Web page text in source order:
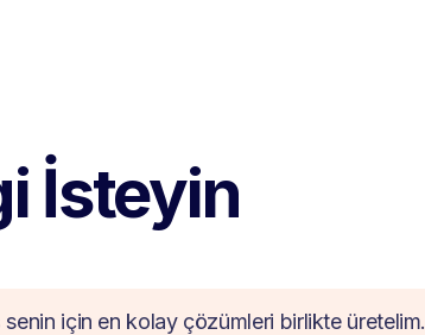
İsteyin
için en kolay çözümleri birlikte üretelim.